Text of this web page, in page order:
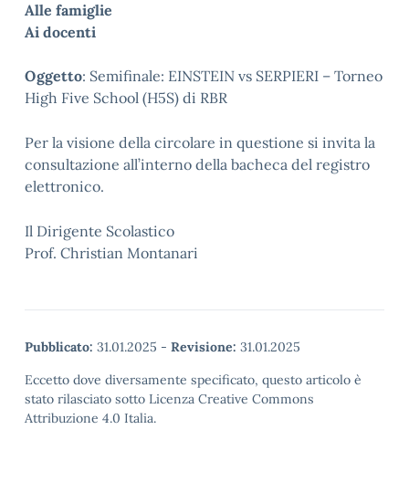
Alle famiglie
Ai docenti
Oggetto: Semifinale: EINSTEIN vs SERPIERI – Torneo
High Five School (H5S) di RBR
Per la visione della circolare in questione si invita la
consultazione all’interno della bacheca del registro
elettronico.
Il Dirigente Scolastico
Prof. Christian Montanari
Pubblicato: 31.01.2025 - Revisione: 31.01.2025
Eccetto dove diversamente specificato, questo articolo è
stato rilasciato sotto Licenza Creative Commons
Attribuzione 4.0 Italia.